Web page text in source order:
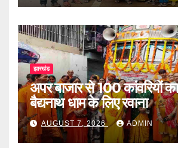
झारखंड
अपर बाजार से 100 कांवरियों
बैद्यनाथ धाम के लिए रवाना
AUGUST 7, 2026 ADMIN